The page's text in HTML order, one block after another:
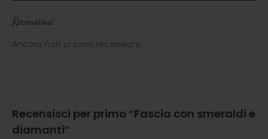
Recensioni
Ancora non ci sono recensioni.
Recensisci per primo “Fascia con smeraldi e
diamanti”